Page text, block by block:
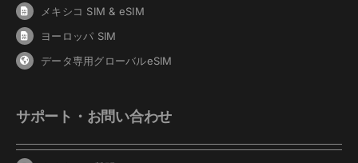
メキシコ SIM & eSIM
ヨーロッパ SIM
データ専用グローバルeSIM
サポート・お問い合わせ